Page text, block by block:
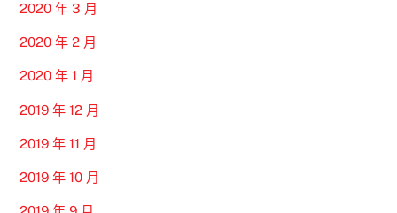
2020 年 3 月
2020 年 2 月
2020 年 1 月
2019 年 12 月
2019 年 11 月
2019 年 10 月